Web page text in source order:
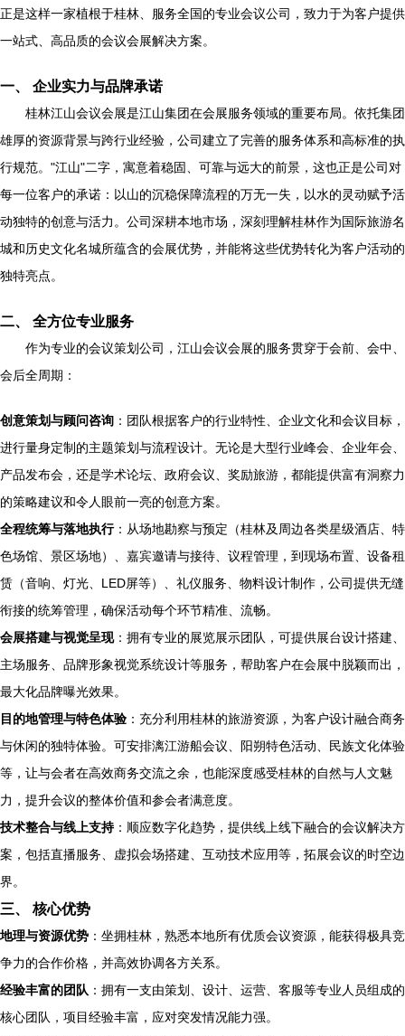
正是这样一家植根于桂林、服务全国的专业会议公司，致力于为客户提供
一站式、高品质的会议会展解决方案。
一、 企业实力与品牌承诺
桂林江山会议会展是江山集团在会展服务领域的重要布局。依托集团
雄厚的资源背景与跨行业经验，公司建立了完善的服务体系和高标准的执
行规范。"江山"二字，寓意着稳固、可靠与远大的前景，这也正是公司对
每一位客户的承诺：以山的沉稳保障流程的万无一失，以水的灵动赋予活
动独特的创意与活力。公司深耕本地市场，深刻理解桂林作为国际旅游名
城和历史文化名城所蕴含的会展优势，并能将这些优势转化为客户活动的
独特亮点。
二、 全方位专业服务
作为专业的会议策划公司，江山会议会展的服务贯穿于会前、会中、
会后全周期：
创意策划与顾问咨询 ：团队根据客户的行业特性、企业文化和会议目标，
进行量身定制的主题策划与流程设计。无论是大型行业峰会、企业年会、
产品发布会，还是学术论坛、政府会议、奖励旅游，都能提供富有洞察力
的策略建议和令人眼前一亮的创意方案。
全程统筹与落地执行：从场地勘察与预定（桂林及周边各类星级酒店、特
色场馆、景区场地）、嘉宾邀请与接待、议程管理，到现场布置、设备租
赁（音响、灯光、LED屏等）、礼仪服务、物料设计制作，公司提供无缝
衔接的统筹管理，确保活动每个环节精准、流畅。
会展搭建与视觉呈现：拥有专业的展览展示团队，可提供展台设计搭建、
主场服务、品牌形象视觉系统设计等服务，帮助客户在会展中脱颖而出，
最大化品牌曝光效果。
目的地管理与特色体验 ：充分利用桂林的旅游资源，为客户设计融合商务
与休闲的独特体验。可安排漓江游船会议、阳朔特色活动、民族文化体验
等，让与会者在高效商务交流之余，也能深度感受桂林的自然与人文魅
力，提升会议的整体价值和参会者满意度。
技术整合与线上支持：顺应数字化趋势，提供线上线下融合的会议解决方
案，包括直播服务、虚拟会场搭建、互动技术应用等，拓展会议的时空边
界。
三、 核心优势
地理与资源优势 ：坐拥桂林，熟悉本地所有优质会议资源，能获得极具竞
争力的合作价格，并高效协调各方关系。
经验丰富的团队 ：拥有一支由策划、设计、运营、客服等专业人员组成的
核心团队，项目经验丰富，应对突发情况能力强。